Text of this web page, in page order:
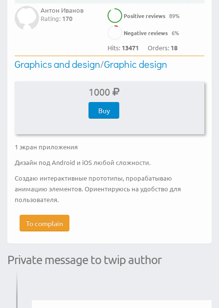
Антон Иванов
Rating: 170 Positive reviews 89%
Negative reviews 6%
Hits: 13471 Orders: 18
Graphics and design/Graphic design
1000
Buy
1 экран приложения
Дизайн под Android и iOS любой сложности.
Создаю интерактивные прототипы, прорабатываю
анимацию элементов. Ориентируюсь на удобство для
пользователя.
To complain
Private message to twip author